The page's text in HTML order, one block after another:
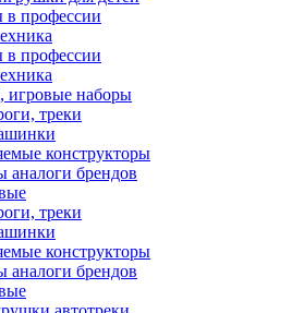
в профессии
в профессии
наборы
треки
конструкторы
аналоги брендов
треки
конструкторы
аналоги брендов